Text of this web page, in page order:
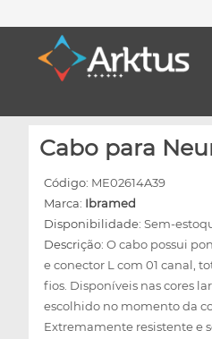
Cabo para
Código: ME02614A39
Marca: Ibramed
Disponibilidade: Sem-
Descrição: O cabo possui
e conector L com 01 canal,
fios. Disponíveis nas cores
escolhido no momento da
Extremamente resistente e